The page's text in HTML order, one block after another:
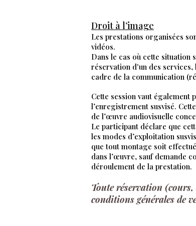
Droit à l’image
Les prestations organisées
vidéos.
Dans le cas où cette
réservation d'un des
cadre de la communication
Cette session vaut également
l’enregistrement susvisé.
de l’œuvre audiovisuelle
Le participant déclare que
les modes d’exploitation
que tout montage soit
dans l’œuvre, sauf demande
déroulement de la prestation.
Toute réservation
conditions générales de